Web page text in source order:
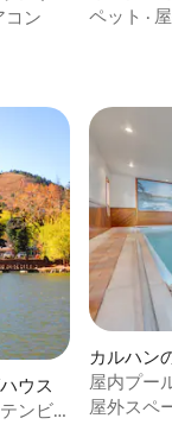
コン
ペット ·
ウス
ンビ
カルハン
屋内プー
ーム！
屋外スペ